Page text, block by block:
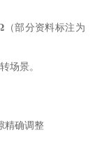
‌（部分资料标注为
场景。
精确调整